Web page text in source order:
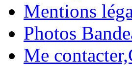
Mentions
Photos
Me